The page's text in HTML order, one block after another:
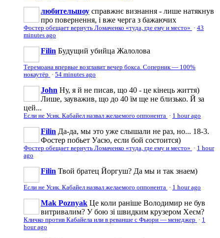
любительшоу справжнє визнання - лише натякнув
про повернення, і вже черга з бажаючих
Фостер обещает вернуть Ломаченко «туда, где ему и место» · 43
minutes ago
Filin Будущий убийца Жалолова
Теремоана впервые возглавит вечер бокса. Соперник — 100%
нокаутёр · 54 minutes ago
John Ну, я й не писав, що 40 - це кінець життя)
Лише, зауважив, що до 40 їм ще не близько. Й за
цей...
Если не Усик. Кабайел назвал желаемого оппонента · 1 hour ago
Filin Да-да, мы это уже слышали не раз, но... 18-3.
Фостер побьет Уасю, если бой состоится)
Фостер обещает вернуть Ломаченко «туда, где ему и место» · 1 hour
ago
Filin Твой братец Йоргуш? Да мы и так знаем)
Если не Усик. Кабайел назвал желаемого оппонента · 1 hour ago
Mak Poznyak Це коли раніше Володимир не був
витривалим? У бою зі швидким крузером Хеєм?
Кличко против Кабайела или в реванше с Фьюри — менеджер · 1
hour ago